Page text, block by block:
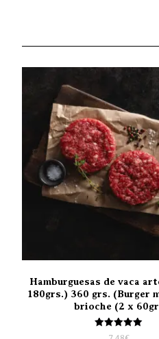
Hamburguesas de vaca
180grs.) 360 grs. (Burger
brioche (2 x
Valorado